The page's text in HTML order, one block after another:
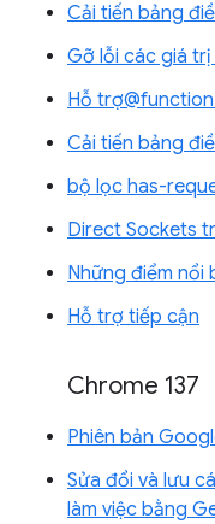
Cải tiến bảng
Gỡ lỗi các giá
Hỗ
Cải tiến bảng
bộ lọc has-
Direct Sockets
Những điểm nổi
Hỗ trợ tiếp cận
Chrome 137
Phiên bản
Sửa đổi và lưu
làm việc bằng